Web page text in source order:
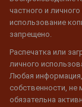
частного и
использование
запрещено.
Распечатка или
личного
Любая
собственности, не
обязательна